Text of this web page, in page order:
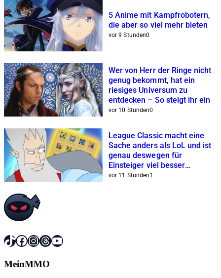
5 Anime mit Kampfrobotern,
die aber so viel mehr bieten
vor 9 Stunden0
Wer von Herr der Ringe nicht
genug bekommt, hat ein
riesiges Universum zu
entdecken – So steigt ihr ein
vor 10 Stunden0
League Classic macht eine
Sache anders als LoL und ist
genau deswegen für
Einsteiger viel besser
geeignet
vor 11 Stunden1
TikTok
Facebook
Instagram
Threads
YouTube
MeinMMO